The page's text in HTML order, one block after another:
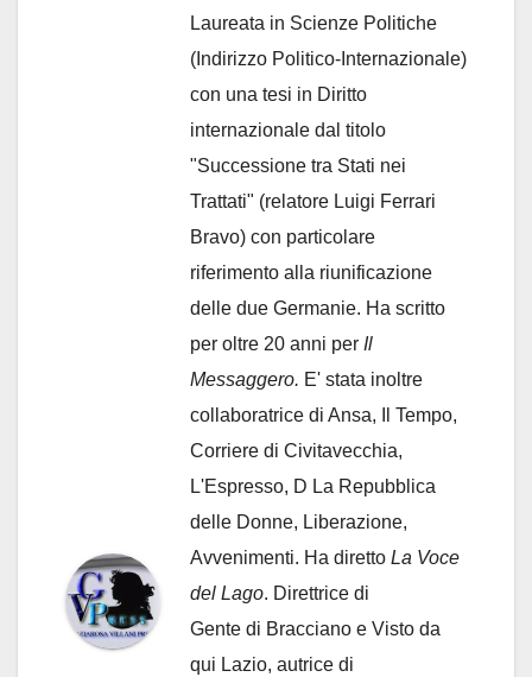
Laureata in Scienze Politiche
(Indirizzo Politico-Internazionale)
con una tesi in Diritto
internazionale dal titolo
"Successione tra Stati nei
Trattati" (relatore Luigi Ferrari
Bravo) con particolare
riferimento alla riunificazione
delle due Germanie. Ha scritto
per oltre 20 anni per Il
Messaggero. E' stata inoltre
collaboratrice di Ansa, Il Tempo,
Corriere di Civitavecchia,
L'Espresso, D La Repubblica
delle Donne, Liberazione,
Avvenimenti. Ha diretto La Voce
del Lago. Direttrice di
Gente di Bracciano e Visto da
qui Lazio, autrice di